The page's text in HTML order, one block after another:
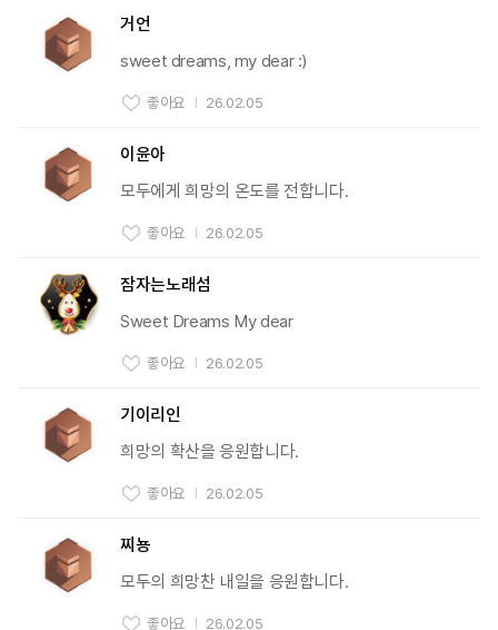
거언
sweet dreams, my dear :)
좋아요 26.02.05
이윤아
모두에게 희망의 온도를 전합니다.
좋아요 26.02.05
잠자는노래섬
Sweet Dreams My dear
좋아요 26.02.05
기이리인
희망의 확산을 응원합니다.
좋아요 26.02.05
찌뇽
모두의 희망찬 내일을 응원합니다.
좋아요 26.02.05